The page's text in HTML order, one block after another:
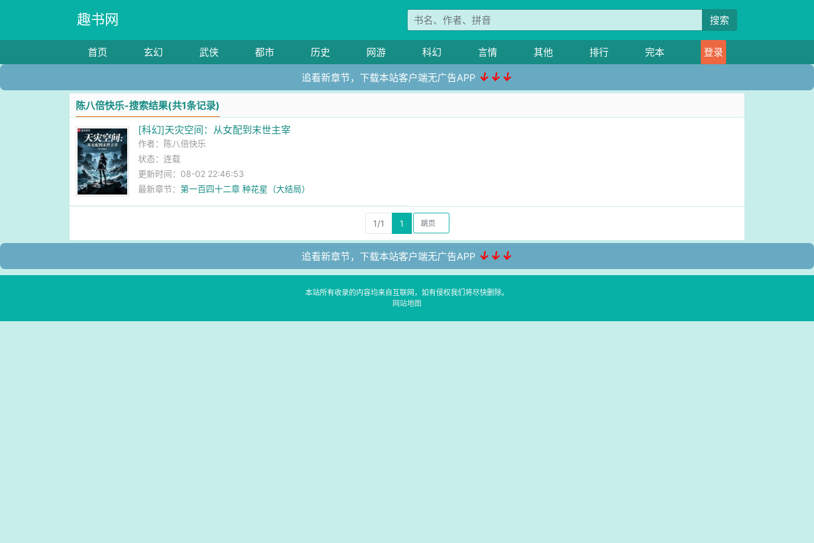
趣书网 搜索
首页 玄幻 武侠 都市 历史 网游 科幻 言情 其他 排行 完本 登录
追看新章节，下载本站客户端无广告APP ↓↓↓
陈八倍快乐-搜索结果(共1条记录)
[科幻]天灾空间：从女配到末世主宰
作者： 陈八倍快乐
状态：连载
更新时间：08-02 22:46:53
最新章节：第一百四十二章 种花星（大结局）
1/1 1
追看新章节，下载本站客户端无广告APP ↓↓↓
本站所有收录的内容均来自互联网，如有侵权我们将尽快删除。
网站地图